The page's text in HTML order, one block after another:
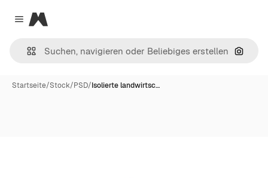
Close menu
Magnific
Nach
Startseite/Stock/PSD/Isolierte landwirtsc…